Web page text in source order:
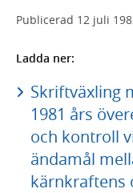
Publicerad 12 juli
Ladda ner:
Skriftväxling
1981 års
och kontroll
ändamål
kärnkraftens